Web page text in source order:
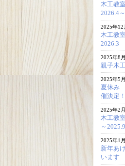
木工教
2026.4
2025年12
木工教
2026.3
2025年8
親子木
2025年5
夏休み
催決定！
2025年2
木工教
～2025.9
2025年1
新年あ
います